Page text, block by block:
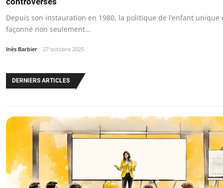
Depuis son instauration en 1980, la politique de l’enfant unique
façonné non seulement…
Inès Barbier 27 octobre 2025
DERNIERS ARTICLES